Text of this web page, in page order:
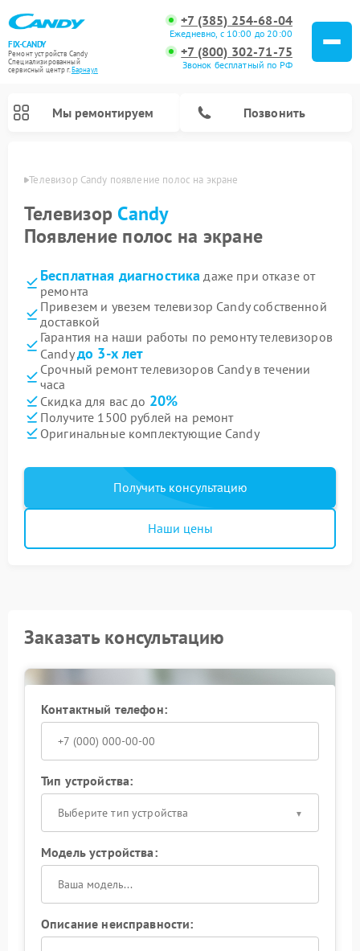
FIX-CANDY
Ремонт устройств Candy
Специализированный
cервисный центр г.Барнаул
+7 (385) 254-68-04
Ежедневно, с 10:00 до 20:00
+7 (800) 302-71-75
Звонок бесплатный по РФ
Мы ремонтируем Позвонить
Телевизор Candy появление полос на экране
Телевизор Candy
Появление полос на экране
Бесплатная диагностика даже при отказе от
ремонта
Привезем и увезем телевизор Candy собственной
доставкой
Гарантия на наши работы по ремонту телевизоров
Candyдо 3-х лет
Срочный ремонт телевизоров Candy в течении
часа
Скидка для вас до 20%
Получите 1500 рублей на ремонт
Оригинальные комплектующие Candy
Получить консультацию
Наши цены
Заказать консультацию
Контактный телефон:
Тип устройства:
Выберите тип устройства
Модель устройства:
Описание неисправности: